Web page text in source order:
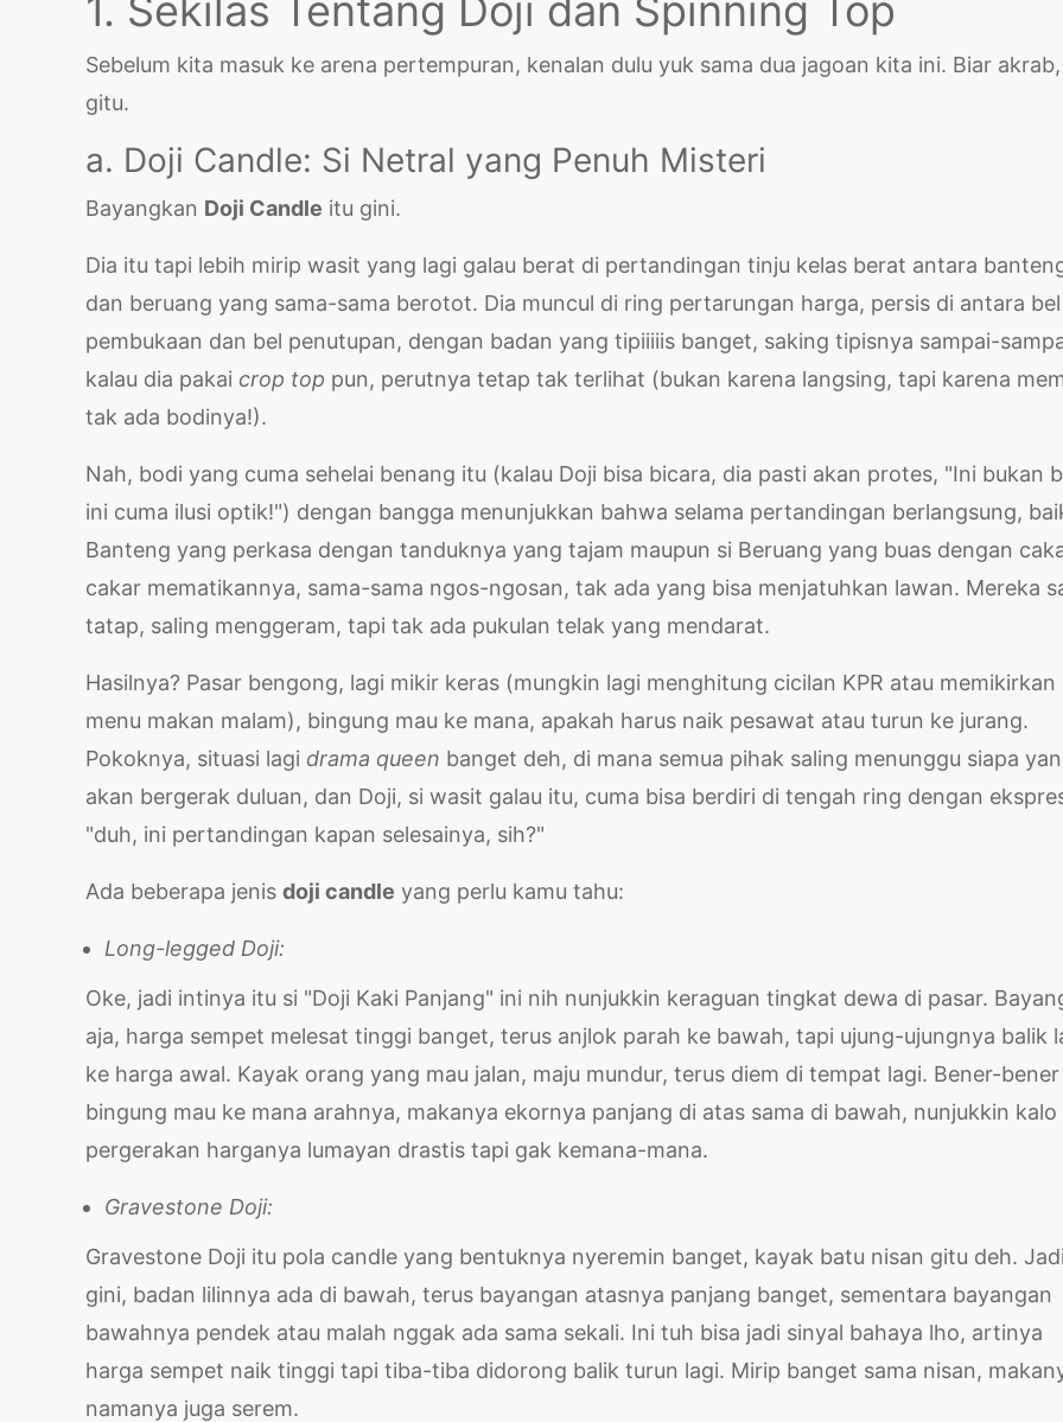
1. Sekilas Tentang Doji dan Spinning Top
Sebelum kita masuk ke arena pertempuran, kenalan dulu yuk sama dua jagoan kita ini. Biar akrab,
gitu.
a. Doji Candle: Si Netral yang Penuh Misteri
Bayangkan Doji Candle itu gini.
Dia itu tapi lebih mirip wasit yang lagi galau berat di pertandingan tinju kelas berat antara
dan beruang yang sama-sama berotot. Dia muncul di ring pertarungan harga, persis di antara bel
pembukaan dan bel penutupan, dengan badan yang tipiiiiis banget, saking tipisnya sampai-
kalau dia pakai crop top pun, perutnya tetap tak terlihat (bukan karena langsing, tapi karena
tak ada bodinya!).
Nah, bodi yang cuma sehelai benang itu (kalau Doji bisa bicara, dia pasti akan protes, "Ini bukan
ini cuma ilusi optik!") dengan bangga menunjukkan bahwa selama pertandingan berlangsung,
Banteng yang perkasa dengan tanduknya yang tajam maupun si Beruang yang buas dengan
cakar mematikannya, sama-sama ngos-ngosan, tak ada yang bisa menjatuhkan lawan. Mereka
tatap, saling menggeram, tapi tak ada pukulan telak yang mendarat.
Hasilnya? Pasar bengong, lagi mikir keras (mungkin lagi menghitung cicilan KPR atau memikirkan
menu makan malam), bingung mau ke mana, apakah harus naik pesawat atau turun ke jurang.
Pokoknya, situasi lagi drama queen banget deh, di mana semua pihak saling menunggu siapa
akan bergerak duluan, dan Doji, si wasit galau itu, cuma bisa berdiri di tengah ring dengan
"duh, ini pertandingan kapan selesainya, sih?"
Ada beberapa jenis doji candle yang perlu kamu tahu:
Long-legged Doji:
Oke, jadi intinya itu si "Doji Kaki Panjang" ini nih nunjukkin keraguan tingkat dewa di pasar.
aja, harga sempet melesat tinggi banget, terus anjlok parah ke bawah, tapi ujung-ujungnya balik
ke harga awal. Kayak orang yang mau jalan, maju mundur, terus diem di tempat lagi. Bener-bener
bingung mau ke mana arahnya, makanya ekornya panjang di atas sama di bawah, nunjukkin kalo
pergerakan harganya lumayan drastis tapi gak kemana-mana.
Gravestone Doji:
Gravestone Doji itu pola candle yang bentuknya nyeremin banget, kayak batu nisan gitu deh.
gini, badan lilinnya ada di bawah, terus bayangan atasnya panjang banget, sementara bayangan
bawahnya pendek atau malah nggak ada sama sekali. Ini tuh bisa jadi sinyal bahaya lho, artinya
harga sempet naik tinggi tapi tiba-tiba didorong balik turun lagi. Mirip banget sama nisan,
namanya juga serem.